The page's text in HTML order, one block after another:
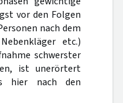
vor den Folgen
nach dem
etc.)
schwerster
ist unerörtert
hier nach den